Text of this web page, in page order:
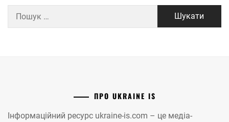
ПРО UKRAINE IS
Інформаційний ресурс ukraine-is.com – це медіа-